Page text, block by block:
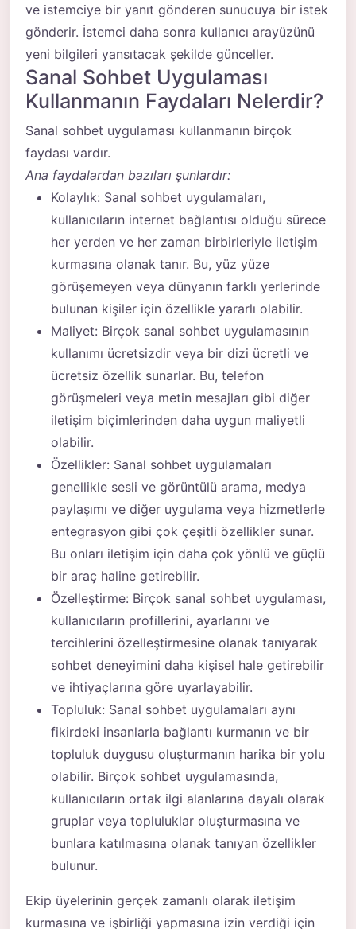
ve istemciye bir yanıt gönderen sunucuya bir istek
gönderir. İstemci daha sonra kullanıcı arayüzünü
yeni bilgileri yansıtacak şekilde günceller.
Sanal Sohbet Uygulaması
Kullanmanın Faydaları Nelerdir?
Sanal sohbet uygulaması kullanmanın birçok
faydası vardır.
Ana faydalardan bazıları şunlardır:
Kolaylık: Sanal sohbet uygulamaları,
kullanıcıların internet bağlantısı olduğu sürece
her yerden ve her zaman birbirleriyle iletişim
kurmasına olanak tanır. Bu, yüz yüze
görüşemeyen veya dünyanın farklı yerlerinde
bulunan kişiler için özellikle yararlı olabilir.
Maliyet: Birçok sanal sohbet uygulamasının
kullanımı ücretsizdir veya bir dizi ücretli ve
ücretsiz özellik sunarlar. Bu, telefon
görüşmeleri veya metin mesajları gibi diğer
iletişim biçimlerinden daha uygun maliyetli
olabilir.
Özellikler: Sanal sohbet uygulamaları
genellikle sesli ve görüntülü arama, medya
paylaşımı ve diğer uygulama veya hizmetlerle
entegrasyon gibi çok çeşitli özellikler sunar.
Bu onları iletişim için daha çok yönlü ve güçlü
bir araç haline getirebilir.
Özelleştirme: Birçok sanal sohbet uygulaması,
kullanıcıların profillerini, ayarlarını ve
tercihlerini özelleştirmesine olanak tanıyarak
sohbet deneyimini daha kişisel hale getirebilir
ve ihtiyaçlarına göre uyarlayabilir.
Topluluk: Sanal sohbet uygulamaları aynı
fikirdeki insanlarla bağlantı kurmanın ve bir
topluluk duygusu oluşturmanın harika bir yolu
olabilir. Birçok sohbet uygulamasında,
kullanıcıların ortak ilgi alanlarına dayalı olarak
gruplar veya topluluklar oluşturmasına ve
bunlara katılmasına olanak tanıyan özellikler
bulunur.
Ekip üyelerinin gerçek zamanlı olarak iletişim
kurmasına ve işbirliği yapmasına izin verdiği için